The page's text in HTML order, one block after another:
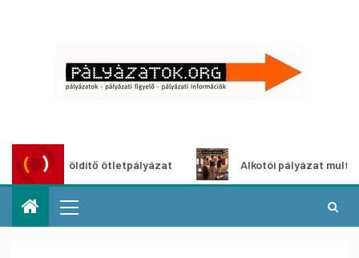
ötletpályázat Alkotói pályázat multimédia-